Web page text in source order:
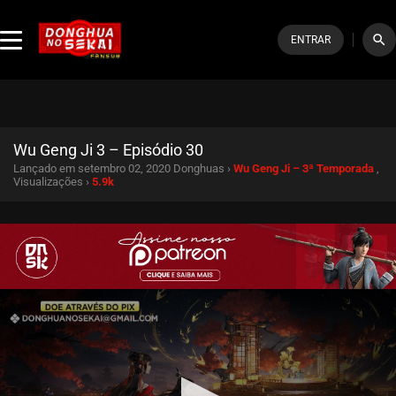
ENTRAR search
Wu Geng Ji 3 – Episódio 30
Lançado em setembro 02, 2020 Donghuas › Wu Geng Ji – 3ª Temporada
Visualizações › 5.9k